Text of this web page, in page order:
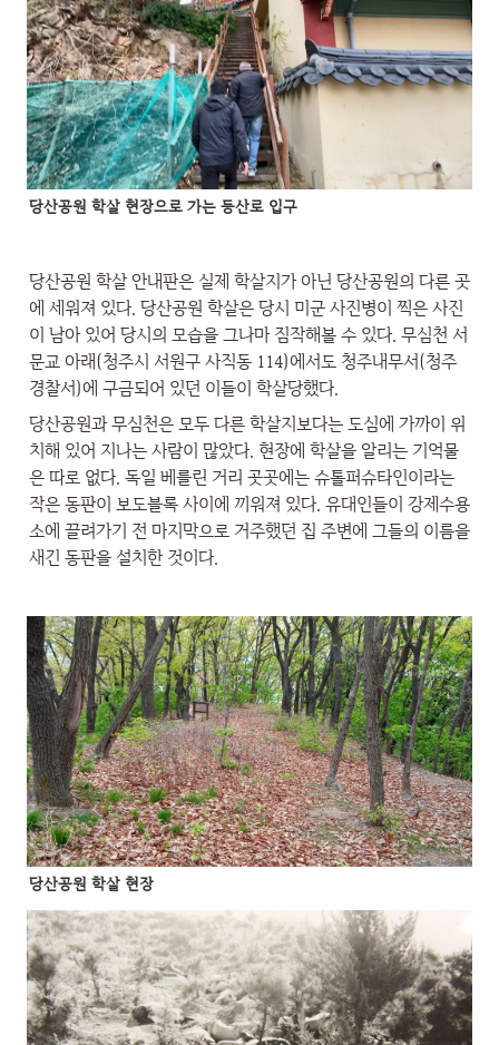
당산공원 학살 현장으로 가는 등산로 입구
당산공원 학살 안내판은 실제 학살지가 아닌 당산공원의 다른 곳
에 세워져 있다. 당산공원 학살은 당시 미군 사진병이 찍은 사진
이 남아 있어 당시의 모습을 그나마 짐작해볼 수 있다. 무심천 서
문교 아래(청주시 서원구 사직동 114)에서도 청주내무서(청주
경찰서)에 구금되어 있던 이들이 학살당했다.
당산공원과 무심천은 모두 다른 학살지보다는 도심에 가까이 위
치해 있어 지나는 사람이 많았다. 현장에 학살을 알리는 기억물
은 따로 없다. 독일 베를린 거리 곳곳에는 슈톨퍼슈타인이라는
작은 동판이 보도블록 사이에 끼워져 있다. 유대인들이 강제수용
소에 끌려가기 전 마지막으로 거주했던 집 주변에 그들의 이름을
새긴 동판을 설치한 것이다.
당산공원 학살 현장